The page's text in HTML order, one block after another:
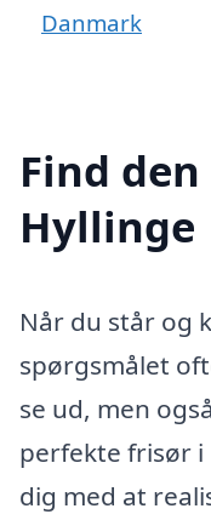
Danmark
Find
Hyllinge
Når du står og
spørgsmålet
se ud, men
perfekte frisør
dig med at